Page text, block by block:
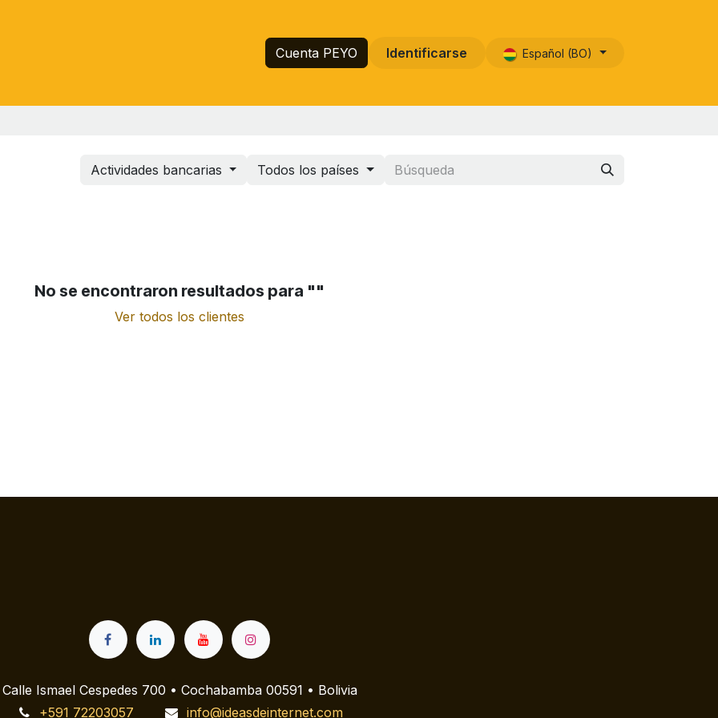
Cuenta PEYO Identificarse Español (BO)
Actividades bancarias Todos los países
No se encontraron resultados para ""
Ver todos los clientes
Calle Ismael Cespedes 700 • Cochabamba 00591 • Bolivia
+591 72203057
info@ideasdeinternet.com